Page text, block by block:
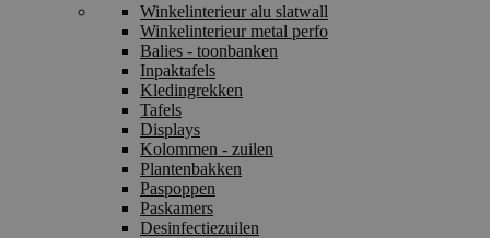
Winkelinterieur alu slatwall
Winkelinterieur metal perfo
Balies - toonbanken
Inpaktafels
Kledingrekken
Tafels
Displays
Kolommen - zuilen
Plantenbakken
Paspoppen
Paskamers
Desinfectiezuilen